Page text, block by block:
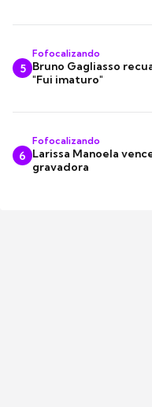
5
Fofocalizando
Bruno Gagliasso
"Fui imaturo"
6
Fofocalizando
Larissa Manoela
gravadora